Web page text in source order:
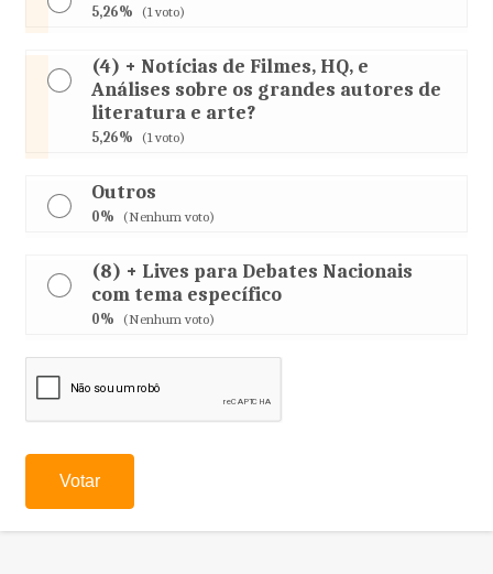
5,26% (1 voto)
(4) + Notícias de Filmes, HQ, e
Análises sobre os grandes autores de
literatura e arte?
5,26% (1 voto)
Outros
0% (Nenhum voto)
(8) + Lives para Debates Nacionais
com tema específico
0% (Nenhum voto)